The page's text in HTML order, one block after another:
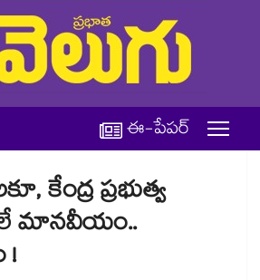
ఈ-పేపర్
కేంద్ర ప్రభుత్వ
మానవీయం..
!